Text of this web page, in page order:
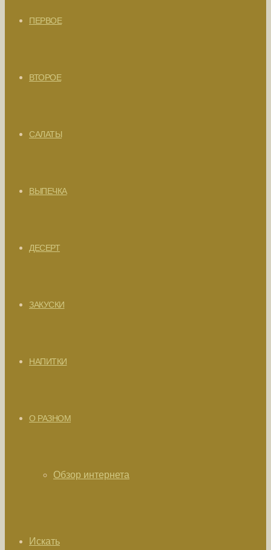
ПЕРВОЕ
ВТОРОЕ
САЛАТЫ
ВЫПЕЧКА
ДЕСЕРТ
ЗАКУСКИ
НАПИТКИ
О РАЗНОМ
Обзор интернета
Искать